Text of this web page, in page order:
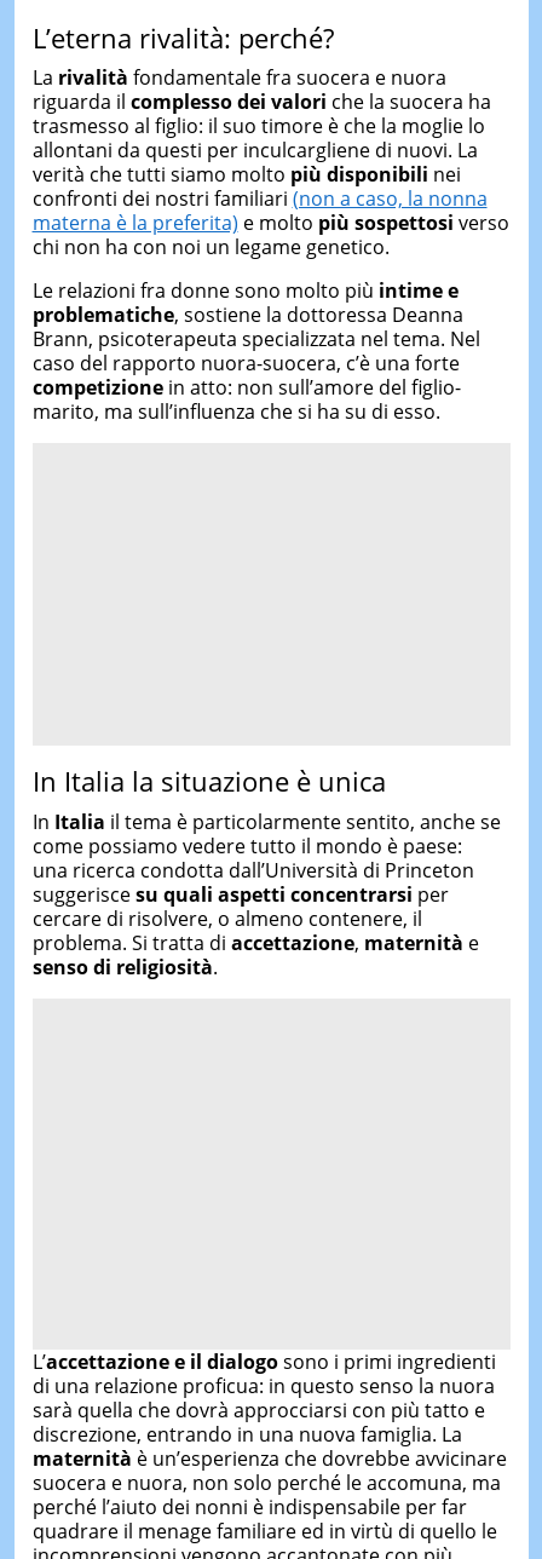
L’eterna rivalità: perché?
La rivalità fondamentale fra suocera e nuora
riguarda il complesso dei valori che la suocera ha
trasmesso al figlio: il suo timore è che la moglie lo
allontani da questi per inculcargliene di nuovi. La
verità che tutti siamo molto più disponibili nei
confronti dei nostri familiari (non a caso, la nonna
materna è la preferita) e molto più sospettosi verso
chi non ha con noi un legame genetico.
Le relazioni fra donne sono molto più intime e
problematiche, sostiene la dottoressa Deanna
Brann, psicoterapeuta specializzata nel tema. Nel
caso del rapporto nuora-suocera, c’è una forte
competizionein atto: non sull’amore del figlio-
marito, ma sull’influenza che si ha su di esso.
In Italia la situazione è unica
In Italia il tema è particolarmente sentito, anche se
come possiamo vedere tutto il mondo è paese:
una ricerca condotta dall’Università di Princeton
suggeriscesu quali aspetti concentrarsi per
cercare di risolvere, o almeno contenere, il
problema. Si tratta di accettazione, maternità e
senso di religiosità.
L’accettazione e il dialogosono i primi ingredienti
di una relazione proficua: in questo senso la nuora
sarà quella che dovrà approcciarsi con più tatto e
discrezione, entrando in una nuova famiglia. La
maternità è un’esperienza che dovrebbe avvicinare
suocera e nuora, non solo perché le accomuna, ma
perché l’aiuto dei nonni è indispensabile per far
quadrare il menage familiare ed in virtù di quello le